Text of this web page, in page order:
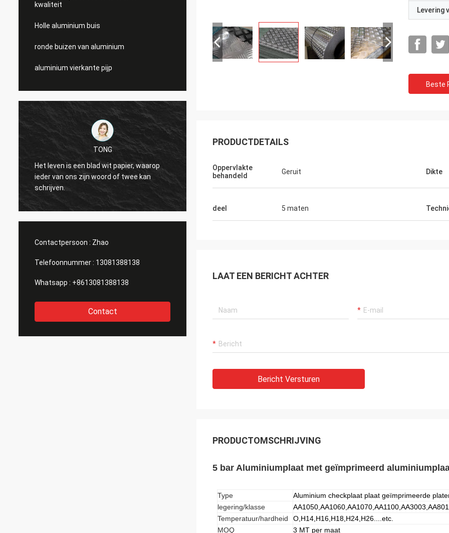
kwaliteit
Holle aluminium buis
ronde buizen van aluminium
aluminium vierkante pijp
waarop
- Michael.
Goede producten, goede service, goed
inkoopplatform voor de productie van
verschillende groottes melkflessen, soja
sausflessen, gele wijnflessen.
inkoopplatform voor de productie van
Contactpersoon : Zhao
Telefoonnummer : 13081388138
Whatsapp : +8613081388138
Contact
Levering
Beste
PRODUCTDETAILS
Oppervlakte
behandeld
Geruit Dikte
deel 5 maten
LAAT EEN BERICHT ACHTER
Bericht Versturen
PRODUCTOMSCHRIJVING
5 bar Aluminiumplaat met geïmprimeerd
Type
Aluminium checkplaat plaat geïmprimeerde
legering/klasse
Temperatuur/hardheid
O,H14,H16,H18,H24,H26....etc.
MOQ
3 MT per maat